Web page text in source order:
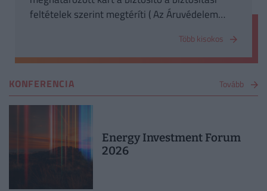
feltételek szerint megtéríti ( Az Áruvédelem
Több kisokos
KONFERENCIA Tovább
Energy Investment Forum
2026